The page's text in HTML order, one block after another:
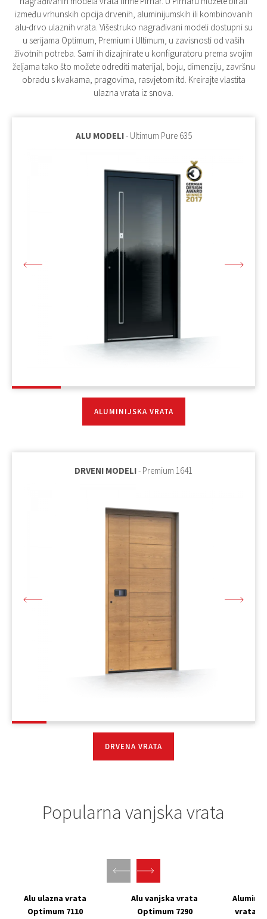
između vrhunskih opcija drvenih, aluminijumskih ili kombinovanih
alu-drvo ulaznih vrata. Višestruko nagrađivani modeli dostupni su
u serijama Optimum, Premium i Ultimum, u zavisnosti od vaših
životnih potreba. Sami ih dizajnirate u konfiguratoru prema svojim
željama tako što možete odrediti materijal, boju, dimenziju, završnu
obradu s kvakama, pragovima, rasvjetom itd. Kreirajte vlastita
ulazna vrata iz snova.
ALU MODELI- Ultimum Pure 635
ALUMINIJSKA VRATA
DRVENI MODELI- Premium 1641
DRVENA VRATA
Popularna vanjska vrata
Alu ulazna vrata
Optimum 7110
Alu vanjska vrata
Optimum 7290
vrata